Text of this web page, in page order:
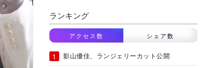
ランキング
アクセス数 シェア数
影山優佳、ランジェリーカット公開